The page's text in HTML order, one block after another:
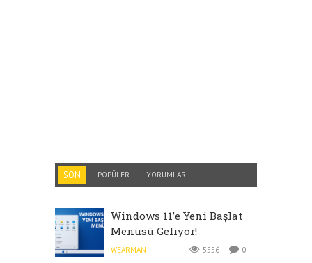
SON POPÜLER YORUMLAR
Windows 11’e Yeni Başlat
Menüsü Geliyor!
WEARMAN 5556 0